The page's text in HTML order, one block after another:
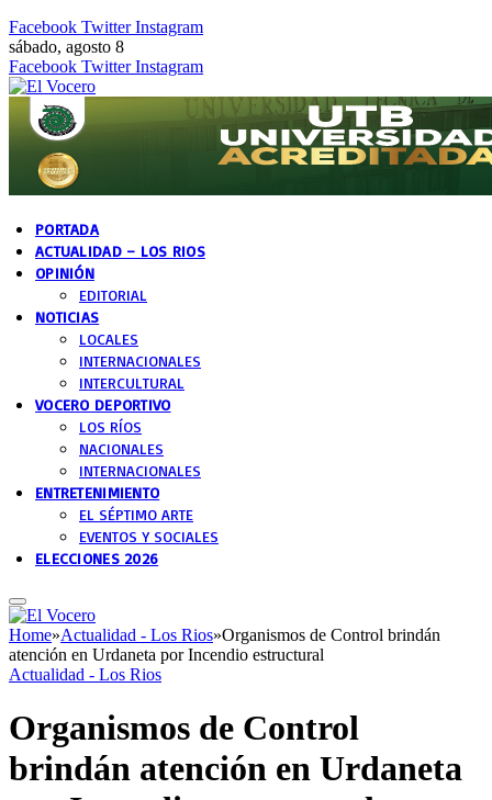
Facebook Twitter Instagram
sábado, agosto 8
Facebook Twitter Instagram
PORTADA
ACTUALIDAD – LOS RIOS
OPINIÓN
EDITORIAL
NOTICIAS
LOCALES
INTERNACIONALES
INTERCULTURAL
VOCERO DEPORTIVO
LOS RÍOS
NACIONALES
INTERNACIONALES
ENTRETENIMIENTO
EL SÉPTIMO ARTE
EVENTOS Y SOCIALES
ELECCIONES 2026
Home»Actualidad - Los Rios»Organismos de Control brindán
atención en Urdaneta por Incendio estructural
Actualidad - Los Rios
Organismos de Control
brindán atención en Urdaneta